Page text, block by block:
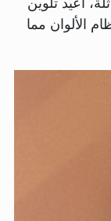
الألوان مما